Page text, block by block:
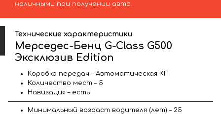
наличными при получении авто.
Технические характеристики
Мерседес-Бенц G-Class G500
Эксклюзив Edition
Коробка передач – Автоматическая КП
Количество мест – 5
Навигация – есть
Минимальный возраст водителя (лет) – 25